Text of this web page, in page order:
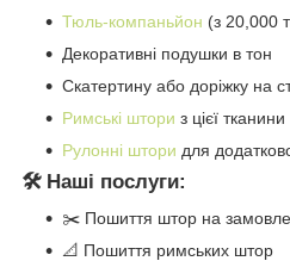
Тюль-компаньйон (з 20,000
Декоративні подушки в тон
Скатертину або доріжку на
Римські штори з цієї тканини
Рулонні штори для
🛠️ Наші послуги:
✂️ Пошиття штор на
📐 Пошиття римських штор